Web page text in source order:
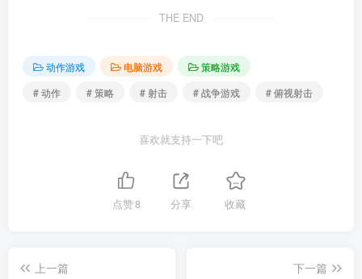
THE END
动作游戏 电脑游戏
策略游戏
# 动作
# 策略 # 射击 # 战争游戏 # 俯视射击
喜欢就支持一下吧
点赞8 分享 收藏
上一篇
下一篇